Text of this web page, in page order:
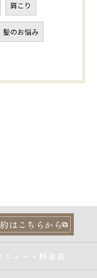
肩こり
髪のお悩み
はこちらから
ニュー・料金表